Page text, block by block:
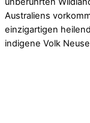
Australiens
einzigartigen
indigene Volk